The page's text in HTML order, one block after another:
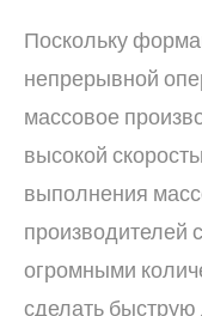
Поскольку
непрерывной
массовое
высокой
выполнения
производителей
огромными
сделать быструю